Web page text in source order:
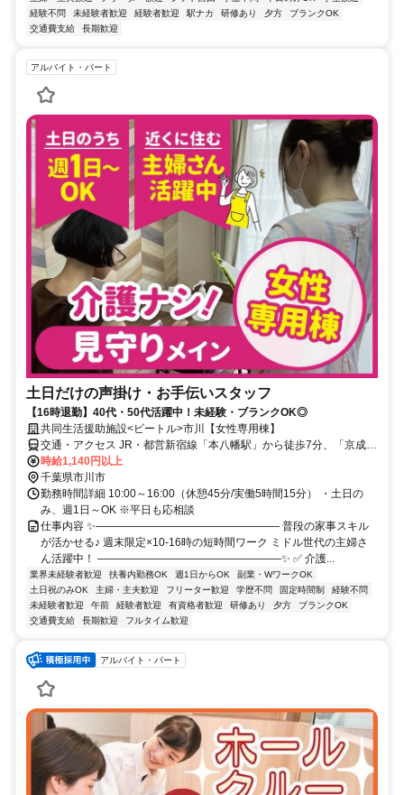
経験不問
未経験者歓迎 経験者歓迎 駅ナカ 研修あり 夕方
ブランクOK
交通費支給
長期歓迎
アルバイト・パート
土日だけの声掛け・お手伝いスタッフ
【16時退勤】40代・50代活躍中！未経験・ブランクOK◎
共同生活援助施設<ビートル>市川【女性専用棟】
交通・アクセス JR・都営新宿線「本八幡駅」から徒歩7分、「京成八
幡駅」から徒歩10分
時給1,140円以上
千葉県市川市
勤務時間詳細 10:00～16:00（休憩45分/実働5時間15分） ・土日の
み、週1日～OK ※平日も応相談
仕事内容 ✨――――――――――――――――― 普段の家事スキル
が活かせる♪ 週末限定×10-16時の短時間ワーク ミドル世代の主婦さ
ん活躍中！ ―――――――――――――――――✨ ✅ 介護...
業界未経験者歓迎 扶養内勤務OK 週1日からOK
副業・WワークOK
土日祝のみOK
主婦・主夫歓迎 フリーター歓迎 学歴不問 固定時間制
経験不問
未経験者歓迎
午前 経験者歓迎 有資格者歓迎 研修あり 夕方
ブランクOK
交通費支給
長期歓迎 フルタイム歓迎
アルバイト・パート